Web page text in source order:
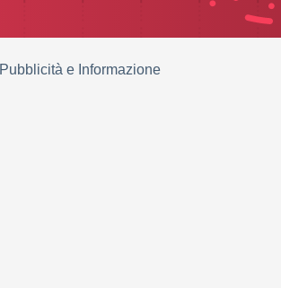
Pubblicità e Informazione